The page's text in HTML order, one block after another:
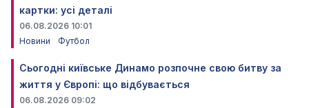
картки: усі деталі
06.08.2026 10:01
Новини
Футбол
Сьогодні київське Динамо розпочне свою битву за
життя у Європі: що відбувається
06.08.2026 09:02